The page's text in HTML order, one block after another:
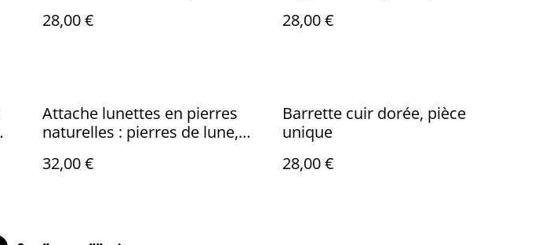
en acier inoxydable argent
28,00 €
pièce unique
28,00 €
Attache lunettes en pierres
naturelles : pierres de lune,
carré brun, cordon noir, pièce
32,00 €
Barrette cuir dorée, pièce
unique
28,00 €